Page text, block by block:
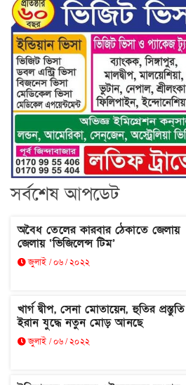
সর্বশেষ আপডেট
অবৈধ তেলের কারবার ঠেকাতে জেলায়
জেলায় ‘ভিজিলেন্স টিম’
জুলাই / ০৬ / ২০২২
খার্গ দ্বীপ, সেনা মোতায়েন, হুতির প্রস্তুতি
ইরান যুদ্ধে নতুন মোড় আনছে
জুলাই / ০৬ / ২০২২